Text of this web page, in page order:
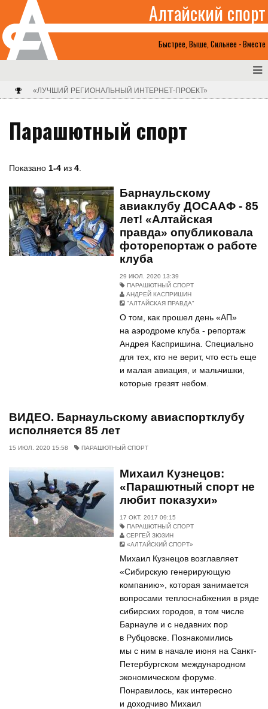
Быстрее, Выше, Сильнее - Вместе
Алтайский спорт
«ЛУЧШИЙ РЕГИОНАЛЬНЫЙ ИНТЕРНЕТ-ПРОЕКТ»
Парашютный спорт
Показано 1-4 из 4
Барнаульскому
авиаклубу ДОСААФ - 85
лет! «Алтайская
правда» опубликовала
фоторепортаж о работе
клуба
29 ИЮЛ. 2020 13:39
ПАРАШЮТНЫЙ СПОРТ
АНДРЕЙ КАСПРИШИН
"АЛТАЙСКАЯ ПРАВДА"
О том, как прошел день «АП»
на аэродроме клуба - репортаж
Андрея Каспришина. Специально
для тех, кто не верит, что есть еще
и малая авиация, и мальчишки,
которые грезят небом.
ВИДЕО. Барнаульскому авиаспортклубу
исполняется 85 лет
15 ИЮЛ. 2020 15:58 ПАРАШЮТНЫЙ СПОРТ
Михаил Кузнецов:
«Парашютный спорт не
любит показухи»
17 ОКТ. 2017 09:15
ПАРАШЮТНЫЙ СПОРТ
СЕРГЕЙ ЗЮЗИН
«АЛТАЙСКИЙ СПОРТ»
Михаил Кузнецов возглавляет
«Сибирскую генерирующую
компанию», которая занимается
вопросами теплоснабжения в ряде
сибирских городов, в том числе
Барнауле и с недавних пор
в Рубцовске. Познакомились
мы с ним в начале июня на Санкт-
Петербургском международном
экономическом форуме.
Понравилось, как интересно
и доходчиво Михаил